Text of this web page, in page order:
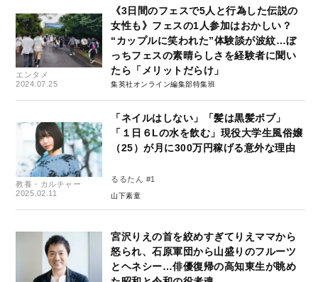
エンタメ
2024.07.25
《3日間のフェスで5人と行為した伝説の
女性も》フェスの1人参加はおかしい？
“カップルに笑われた”体験談が波紋…ぼ
っちフェスの素晴らしさを経験者に聞い
たら「メリットだらけ」
集英社オンライン編集部特集班
教養・カルチャー
2025.02.11
「ネイルはしない」「髪は黒髪ボブ」
「１日６Lの水を飲む」現役大学生風俗嬢
（25）が月に300万円稼げる意外な理由
るるたん #1
山下素童
宮沢りえの首を絞めすぎてりえママから
怒られ、石原軍団から山盛りのフルーツ
とヘネシー…俳優復帰の高知東生が眺め